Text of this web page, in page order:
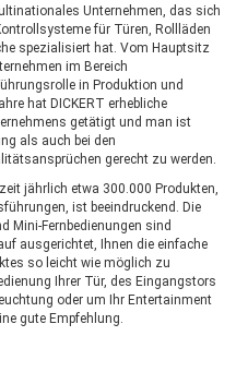
Unternehmen, das sich
für Türen, Rollläden
spezialisiert hat. Vom Hauptsitz
im Bereich
in Produktion und
hat DICKERT erhebliche
getätigt und man ist
als auch bei den
gerecht zu werden.
jährlich etwa 300.000 Produkten,
ist beeindruckend. Die
Mini-Fernbedienungen sind
ausgerichtet, Ihnen die einfache
so leicht wie möglich zu
Ihrer Tür, des Eingangstors
oder um Ihr Entertainment
gute Empfehlung.